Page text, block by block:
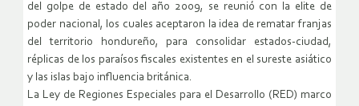
del golpe de estado del año 2009, se reunió con la elite de
poder nacional, los cuales aceptaron la idea de rematar franjas
del territorio hondureño, para consolidar estados-ciudad,
réplicas de los paraísos fiscales existentes en el sureste asiático
y las islas bajo influencia británica.
La Ley de Regiones Especiales para el Desarrollo (RED) marco